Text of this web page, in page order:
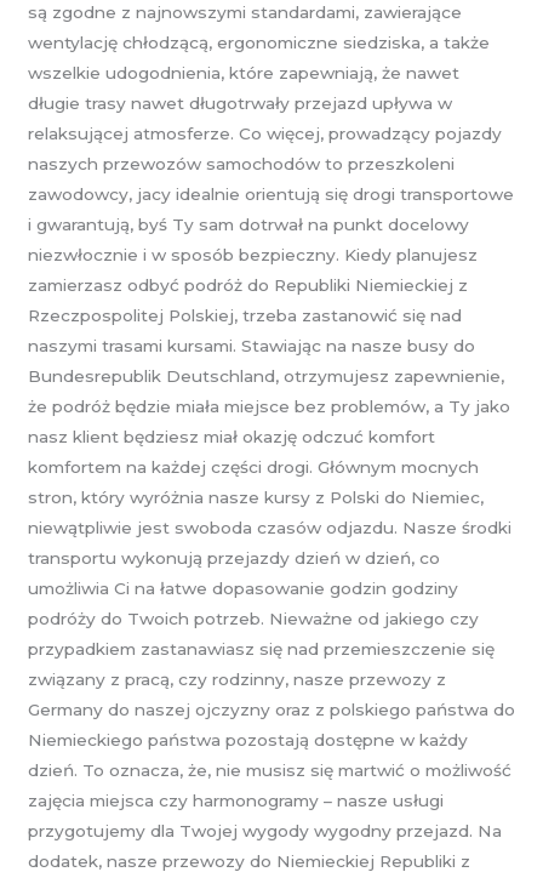
są zgodne z najnowszymi standardami, zawierające
wentylację chłodzącą, ergonomiczne siedziska, a także
wszelkie udogodnienia, które zapewniają, że nawet
długie trasy nawet długotrwały przejazd upływa w
relaksującej atmosferze. Co więcej, prowadzący pojazdy
naszych przewozów samochodów to przeszkoleni
zawodowcy, jacy idealnie orientują się drogi transportowe
i gwarantują, byś Ty sam dotrwał na punkt docelowy
niezwłocznie i w sposób bezpieczny. Kiedy planujesz
zamierzasz odbyć podróż do Republiki Niemieckiej z
Rzeczpospolitej Polskiej, trzeba zastanowić się nad
naszymi trasami kursami. Stawiając na nasze busy do
Bundesrepublik Deutschland, otrzymujesz zapewnienie,
że podróż będzie miała miejsce bez problemów, a Ty jako
nasz klient będziesz miał okazję odczuć komfort
komfortem na każdej części drogi. Głównym mocnych
stron, który wyróżnia nasze kursy z Polski do Niemiec,
niewątpliwie jest swoboda czasów odjazdu. Nasze środki
transportu wykonują przejazdy dzień w dzień, co
umożliwia Ci na łatwe dopasowanie godzin godziny
podróży do Twoich potrzeb. Nieważne od jakiego czy
przypadkiem zastanawiasz się nad przemieszczenie się
związany z pracą, czy rodzinny, nasze przewozy z
Germany do naszej ojczyzny oraz z polskiego państwa do
Niemieckiego państwa pozostają dostępne w każdy
dzień. To oznacza, że, nie musisz się martwić o możliwość
zajęcia miejsca czy harmonogramy – nasze usługi
przygotujemy dla Twojej wygody wygodny przejazd. Na
dodatek, nasze przewozy do Niemieckiej Republiki z